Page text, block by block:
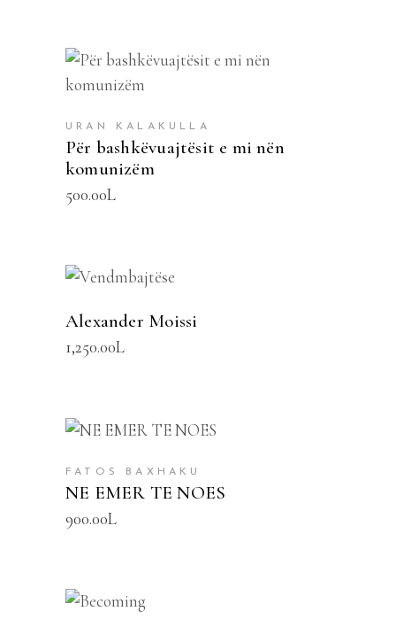
URAN KALAKULLA
Për bashkëvuajtësit e mi nën
komunizëm
500.00L
SHTOJE NË SHPORTË
Alexander Moissi
1,250.00L
FATOS BAXHAKU
NE EMER TE NOES
900.00L
SHTOJE NË SHPORTË